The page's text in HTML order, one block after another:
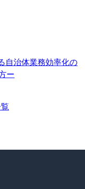
自治体業務効率化の
ー